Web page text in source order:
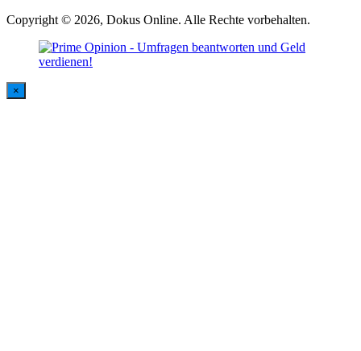
Copyright © 2026, Dokus Online. Alle Rechte vorbehalten.
×